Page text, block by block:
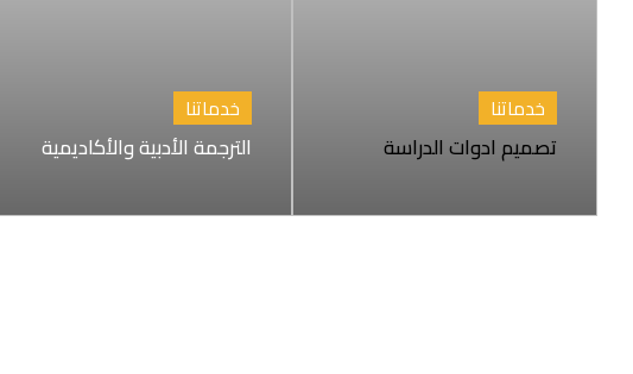
خدماتنا
تصميم ادوات الدراسة
خدماتنا
الترجمة الأدبية والأكاديمية